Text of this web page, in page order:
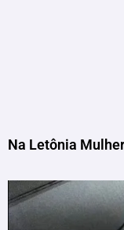
Na Letônia